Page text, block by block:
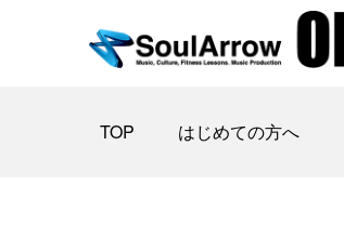
TOP はじめての方へ